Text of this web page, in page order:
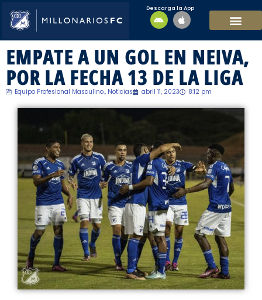
Descarga la App
EMPATE A UN GOL EN NEIVA,
POR LA FECHA 13 DE LA LIGA
Equipo Profesional Masculino., Noticias abril 11, 2023 8:12 pm